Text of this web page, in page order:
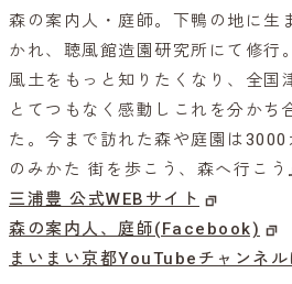
森の案内人・庭師。下鴨の地に生
かれ、聴風館造園研究所にて修行
風土をもっと知りたくなり、全国
とてつもなく感動しこれを分かち
た。今まで訪れた森や庭園は
のみかた 街を歩こう、森へ行こう
三浦豊 公式WEBサイト
森の案内人、庭師(Facebook)
まいまい京都YouTubeチャンネル